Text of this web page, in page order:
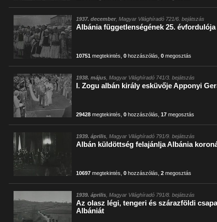
1937. december, Magyar Világhíradó 721/6. bejátszás
Albánia függetlenségének 25.
10751 megtekintés ,0 hozzászólás ,0 megosztás
1938. május , Magyar Világhíradó 741/3. bejátszás
I. Zogu albán király esküvője Apponyi
29428 megtekintés ,0 hozzászólás ,17 megosztás
1939. április , Magyar Világhíradó 791/9. bejátszás
Albán küldöttség felajánlja Albánia
10697 megtekintés ,0 hozzászólás ,2 megosztás
1939. április , Magyar Világhíradó 791/8. bejátszás
Az olasz légi, tengeri és szárazföldi
Albániát